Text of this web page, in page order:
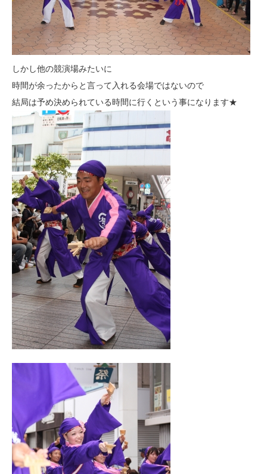
しかし他の競演場みたいに
時間が余ったからと言って入れる会場ではないので
結局は予め決められている時間に行くという事になります★